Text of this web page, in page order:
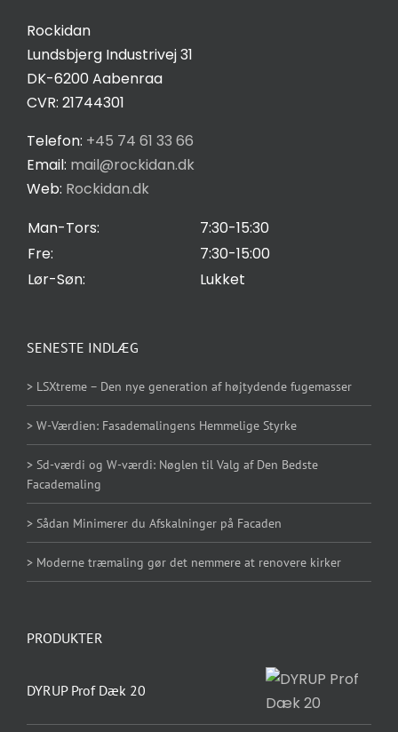
Rockidan
Lundsbjerg Industrivej 31
DK-6200 Aabenraa
CVR: 21744301
Telefon: +45 74 61 33 66
Email: mail@rockidan.dk
Web: Rockidan.dk
Man-Tors:
7:30-15:30
Fre:
7:30-15:00
Lør-Søn:
Lukket
Salgs- og leveringsbetingelser
Privatlivspolitik
Cookie Indstilling
SENESTE INDLÆG
> LSXtreme – Den nye generation af højtydende fugemasser
> W-Værdien: Fasademalingens Hemmelige Styrke
> Sd-værdi og W-værdi: Nøglen til Valg af Den Bedste
Facademaling
> Sådan Minimerer du Afskalninger på Facaden
> Moderne træmaling gør det nemmere at renovere kirker
PRODUKTER
DYRUP Prof Dæk 20